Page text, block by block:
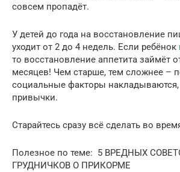
совсем пропадёт.
У детей до года на восстановление
уходит от 2 до 4 недель. Если ребёнок
то восстановление аппетита займёт
месяцев! Чем старше, тем сложнее –
социальные факторы накладываются,
привычки.
Старайтесь сразу всё сделать во
Полезное по теме: 5 ВРЕДНЫХ
ГРУДНИЧКОВ О ПРИКОРМЕ